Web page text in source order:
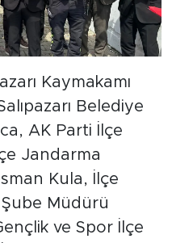
Kaymakamı
Belediye
AK Parti İlçe
Jandarma
Kula, İlçe
Müdürü
ve Spor İlçe